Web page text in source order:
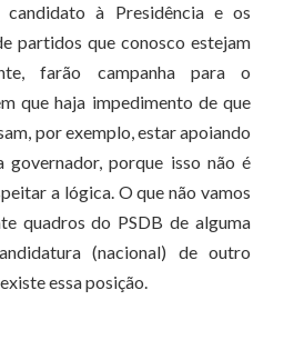
à Presidência e os
partidos que conosco estejam
farão campanha para o
que haja impedimento de que
por exemplo, estar apoiando
governador, porque isso não é
a lógica. O que não vamos
quadros do PSDB de alguma
(nacional) de outro
essa posição.